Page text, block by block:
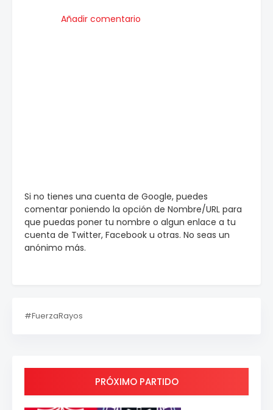
Añadir comentario
Si no tienes una cuenta de Google, puedes
comentar poniendo la opción de Nombre/URL para
que puedas poner tu nombre o algun enlace a tu
cuenta de Twitter, Facebook u otras. No seas un
anónimo más.
#FuerzaRayos
PRÓXIMO PARTIDO